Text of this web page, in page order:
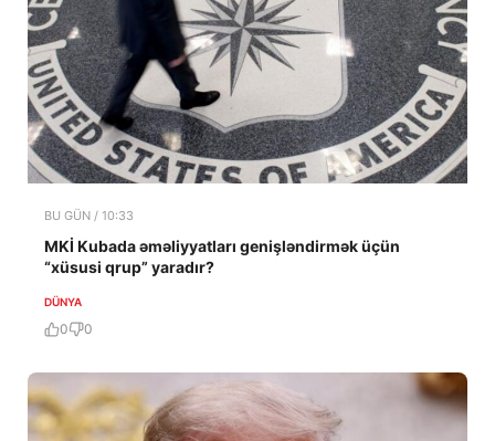
BU GÜN / 10:33
MKİ Kubada əməliyyatları genişləndirmək üçün
“xüsusi qrup” yaradır?
DÜNYA
0 0